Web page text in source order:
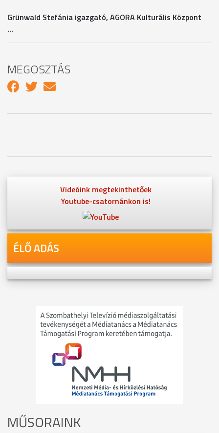
Grünwald Stefánia igazgató, AGORA Kulturális Központ
...
MEGOSZTÁS
Videóink megtekinthetőek
Youtube-csatornánkon is!
ÉLŐ ADÁS
MŰSORAINK